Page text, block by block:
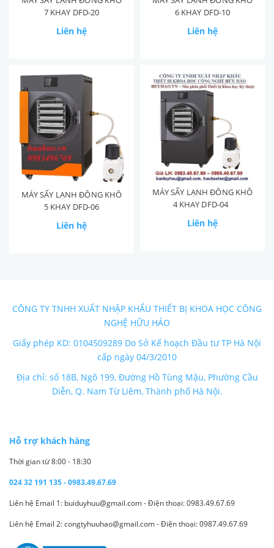
7 KHAY DFD-20
Liên hệ
6 KHAY DFD-10
Liên hệ
MÁY SẤY LẠNH ĐÔNG KHÔ
5 KHAY DFD-06
Liên hệ
MÁY SẤY LẠNH ĐÔNG KHÔ
4 KHAY DFD-04
Liên hệ
CÔNG TY TNHH XUẤT NHẬP KHẨU THIẾT BỊ KHOA HỌC CÔNG
NGHỆ HỮU HẢO
Giấy phép KD: 0104509289 Do Sở Kế hoạch Đầu tư TP Hà Nội
cấp ngày 04/3/2010
Địa chỉ: số 18B, Ngõ 199, Đường Hồ Tùng Mậu, Phường Cầu
Diễn, Q. Nam Từ Liêm, Thành phố Hà Nội.
Hỗ trợ khách hàng
Thời gian từ 8:00 - 18:30
024 32 191 135 - 0983.49.67.69
Liên hệ Email 1: buiduyhuu@gmail.com - Điện thoại: 0983.49.67.69
Liên hệ Email 2: congtyhuuhao@gmail.com - Điện thoại: 0987.49.67.69